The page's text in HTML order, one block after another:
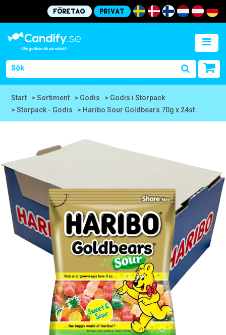
Företag Privat
Start > Sortiment > Godis
> Godis i Storpack
> Storpack - Godis
> Haribo Sour Goldbears 70g x 24st